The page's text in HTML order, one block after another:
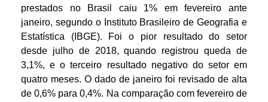
prestados no Brasil caiu 1% em fevereiro ante
janeiro, segundo o Instituto Brasileiro de Geografia e
Estatística (IBGE). Foi o pior resultado do setor
desde julho de 2018, quando registrou queda de
3,1%, e o terceiro resultado negativo do setor em
quatro meses. O dado de janeiro foi revisado de alta
de 0,6% para 0,4%. Na comparação com fevereiro de